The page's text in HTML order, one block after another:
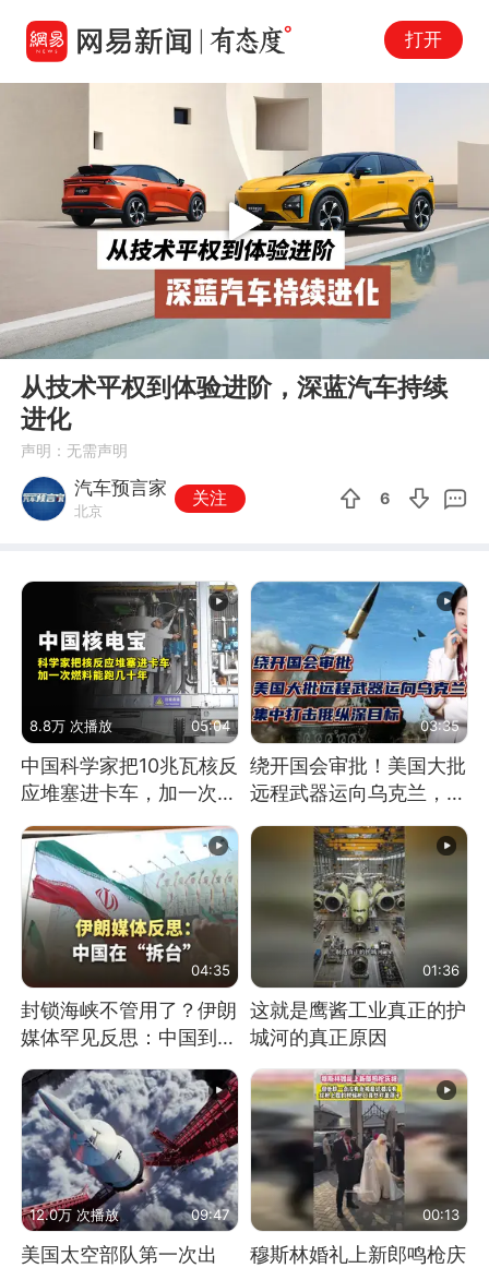
打开
00:00
Play
从技术平权到体验进阶，深蓝汽车持续
进化
声明：无需声明
汽车预言家
北京
关注 6
8.8万 次播放 05:04
中国科学家把10兆瓦核反
应堆塞进卡车，加一次燃
03:35
绕开国会审批！美国大批
远程武器运向乌克兰，集
04:35
封锁海峡不管用了？伊朗
媒体罕见反思：中国到底
是不是在"拆台"
01:36
这就是鹰酱工业真正的护
城河的真正原因
12.0万 次播放 09:47
美国太空部队第一次出
00:13
穆斯林婚礼上新郎鸣枪庆